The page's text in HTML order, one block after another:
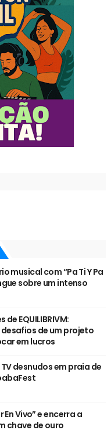
musical com “Pa Ti Y Pa
sobre um intenso
EQUILIBRIVM:
de um projeto
em lucros
desnudos em praia de
En Vivo” e encerra a
chave de ouro